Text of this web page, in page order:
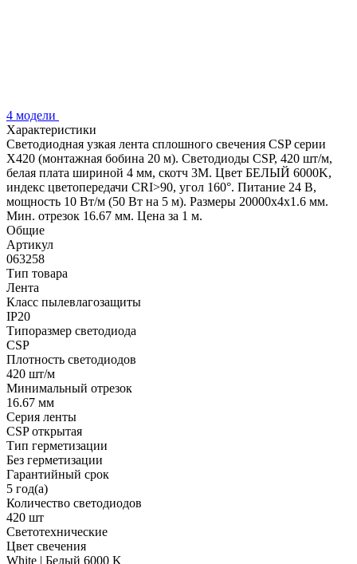
4 модели
Характеристики
Светодиодная узкая лента сплошного свечения CSP серии
X420 (монтажная бобина 20 м). Светодиоды CSP, 420 шт/м,
белая плата шириной 4 мм, скотч 3M. Цвет БЕЛЫЙ 6000K,
индекс цветопередачи CRI>90, угол 160°. Питание 24 В,
мощность 10 Вт/м (50 Вт на 5 м). Размеры 20000х4х1.6 мм.
Мин. отрезок 16.67 мм. Цена за 1 м.
Общие
Артикул
063258
Тип товара
Лента
Класс пылевлагозащиты
IP20
Типоразмер светодиода
CSP
Плотность светодиодов
420 шт/м
Минимальный отрезок
16.67 мм
Серия ленты
CSP открытая
Тип герметизации
Без герметизации
Гарантийный срок
5 год(а)
Количество светодиодов
420 шт
Светотехнические
Цвет свечения
White | Белый 6000 K